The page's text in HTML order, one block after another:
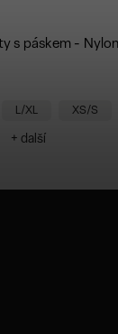
s páskem - Nylon
L/XL XS/S
+ další